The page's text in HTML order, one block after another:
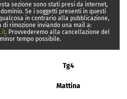
sezione sono stati presi da internet,
Se i soggetti presenti in questi
in contrario alla pubblicazione,
rimozione inviando una mail a:
. Provvederemo alla cancellazione del
tempo possibile.
Tg4
Mattina